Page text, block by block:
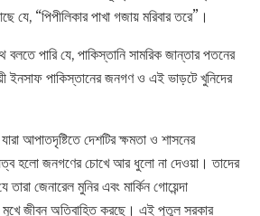
“পিপীলিকার পাখা গজায় মরিবার তরে”।
বলতে পারি যে, পাকিস্তানি সামরিক জান্তার পতনের
ইনসাফ পাকিস্তানের জনগণ ও এই ভাড়টে খুনিদের
আপাতদৃষ্টিতে দেশটির ক্ষমতা ও শাসনের
হলো জনগণের চোখে আর ধুলো না দেওয়া। তাদের
তারা জেনারেল মুনির এবং মার্কিন গোয়েন্দা
মুখে জীবন অতিবাহিত করছে। এই পুতুল সরকার